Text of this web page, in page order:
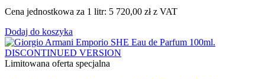
Cena jednostkowa za 1 litr: 5 720,00 zł z VAT
Dodaj do koszyka
Limitowana oferta specjalna